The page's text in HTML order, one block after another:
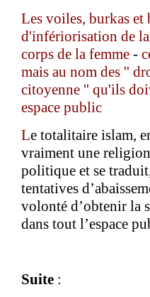
Les voiles, burkas et
d'infériorisation de
corps de la femme -
mais au nom des ''
citoyenne '' qu'ils
espace public
Le totalitaire islam,
vraiment une
politique et se
tentatives
volonté d’obtenir la
dans tout l’espace
Suite :